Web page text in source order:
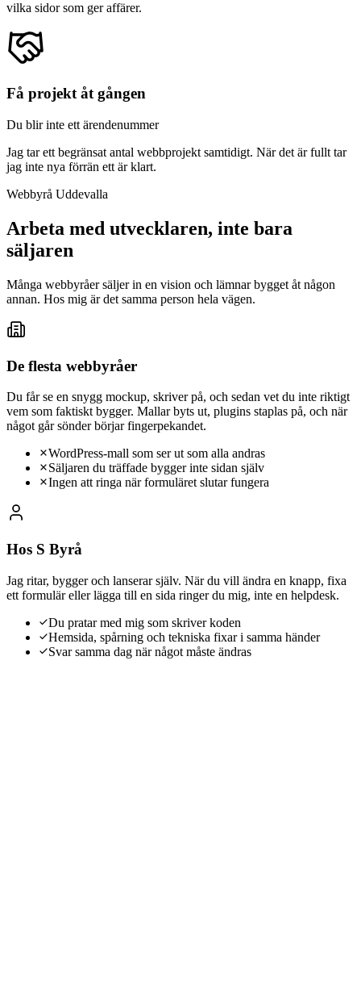
vilka sidor som ger affärer.
Få projekt åt gången
Du blir inte ett ärendenummer
Jag tar ett begränsat antal webbprojekt samtidigt. När det är fullt tar
jag inte nya förrän ett är klart.
Webbyrå Uddevalla
Arbeta med utvecklaren, inte bara
säljaren
Många webbyråer säljer in en vision och lämnar bygget åt någon
annan. Hos mig är det samma person hela vägen.
De flesta webbyråer
Du får se en snygg mockup, skriver på, och sedan vet du inte riktigt
vem som faktiskt bygger. Mallar byts ut, plugins staplas på, och när
något går sönder börjar fingerpekandet.
WordPress-mall som ser ut som alla andras
Säljaren du träffade bygger inte sidan själv
Ingen att ringa när formuläret slutar fungera
Hos S Byrå
Jag ritar, bygger och lanserar själv. När du vill ändra en knapp, fixa
ett formulär eller lägga till en sida ringer du mig, inte en helpdesk.
Du pratar med mig som skriver koden
Hemsida, spårning och tekniska fixar i samma händer
Svar samma dag när något måste ändras